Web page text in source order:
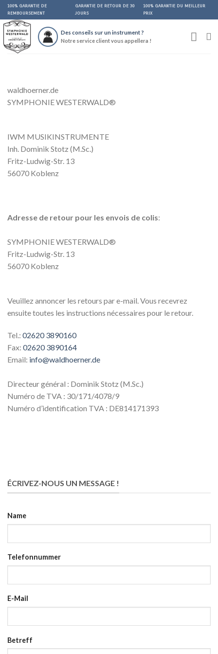
Skip
to
content
100% GARANTIE DE
REMBOURSEMENT
GARANTIE DE RETOUR DE 30
JOURS
100% GARANTIE DU MEILLEUR
PRIX
Des conseils sur un instrument ?
Notre service client vous appellera !
waldhoerner.de
SYMPHONIE WESTERWALD®
IWM MUSIKINSTRUMENTE
Inh. Dominik Stotz (M.Sc.)
Fritz-Ludwig-Str. 13
56070 Koblenz
Adresse de retour pour les envois de colis:
SYMPHONIE WESTERWALD®
Fritz-Ludwig-Str. 13
56070 Koblenz
Veuillez annoncer les retours par e-mail. Vous recevrez
ensuite toutes les instructions nécessaires pour le retour.
Tel.: 02620 3890160
Fax: 02620 3890164
Email: info@waldhoerner.de
Directeur général : Dominik Stotz (M.Sc.)
Numéro de TVA : 30/171/4078/9
Numéro d’identification TVA : DE814171393
ÉCRIVEZ-NOUS UN MESSAGE !
Name
Telefonnummer
E-Mail
Betreff